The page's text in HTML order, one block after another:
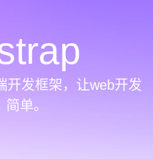
开发框架，让web开发
单。